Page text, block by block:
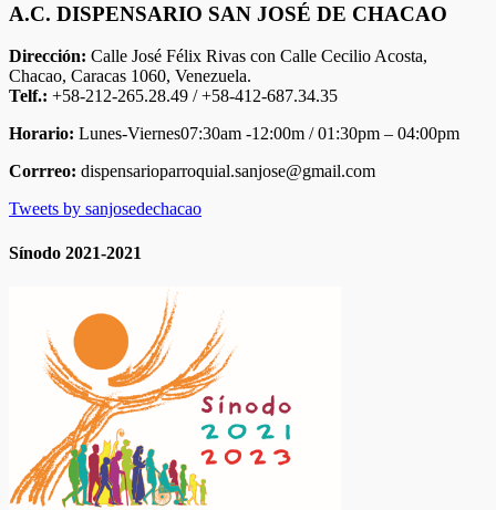
A.C. DISPENSARIO SAN JOSÉ DE CHACAO
Dirección: Calle José Félix Rivas con Calle Cecilio Acosta,
Chacao, Caracas 1060, Venezuela.
Telf.: +58-212-265.28.49 / +58-412-687.34.35
Horario: Lunes-Viernes07:30am -12:00m / 01:30pm – 04:00pm
Corrreo: dispensarioparroquial.sanjose@gmail.com
Tweets by sanjosedechacao
Sínodo 2021-2021